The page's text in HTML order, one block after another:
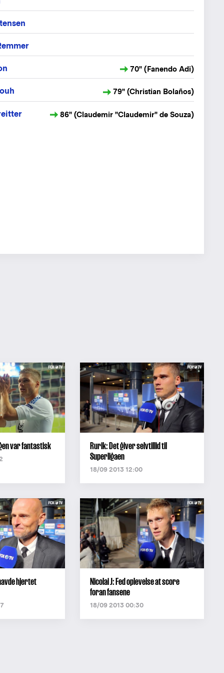
70" (Fanendo Adi)
79" (Christian Bolaños)
86" (Claudemir "Claudemir" de Souza)
var fantastisk
Rurik: Det giver selvtillid til
Superligaen
18/09 2013 12:00
hjertet
Nicolai J: Fed oplevelse at score
foran fansene
18/09 2013 00:30